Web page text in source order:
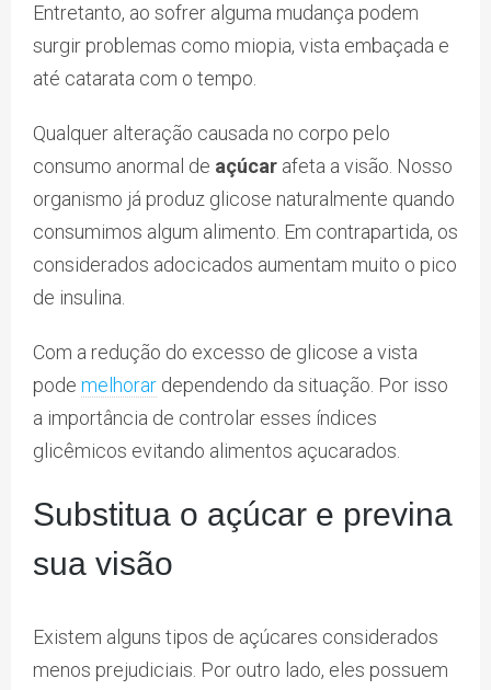
Entretanto, ao sofrer alguma mudança podem
surgir problemas como miopia, vista embaçada e
até catarata com o tempo.
Qualquer alteração causada no corpo pelo
consumo anormal de açúcar afeta a visão. Nosso
organismo já produz glicose naturalmente quando
consumimos algum alimento. Em contrapartida, os
considerados adocicados aumentam muito o pico
de insulina.
Com a redução do excesso de glicose a vista
pode melhorar dependendo da situação. Por isso
a importância de controlar esses índices
glicêmicos evitando alimentos açucarados.
Substitua o açúcar e previna
sua visão
Existem alguns tipos de açúcares considerados
menos prejudiciais. Por outro lado, eles possuem